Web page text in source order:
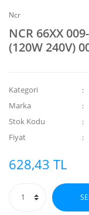
Ncr
NCR 66XX
(120W 240V)
Kategori
Marka
Stok Kodu
Fiyat
628,43 TL